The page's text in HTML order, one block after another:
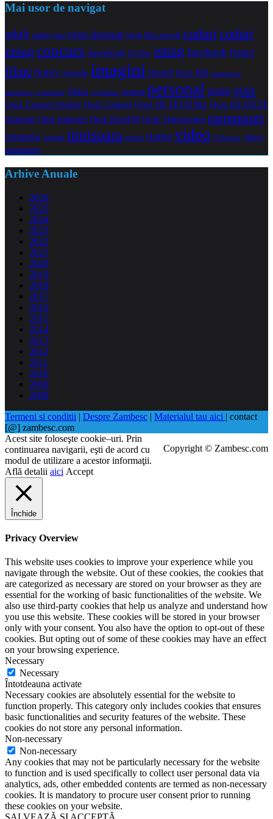
Mai usor de navigat
adult audio bani benzi desenate blog Bucuresti coduricoduri
emag concurs download DVDRip emag facebook femei
filme funny google imagini jocuri Kiss FM maramures
messenger noiembrie Nokia octombrie orange personal pozequiz
Quiz Comert Online Quiz Gadget Quiz HI-TECH Biz Quiz HI-TECH
Oameni Quiz Internet Quiz KissFM Quiz Tehnologie raspunsuri
romania sugestii timisoara torrent trailer video Vodafone yahoo
messenger
Arhive Anuale
2026
2025
2024
2023
2022
2021
2020
2019
2018
2017
2016
2015
2014
2013
2012
2011
2010
2009
2008
Termeni si conditii | Despre Zambesc | Materialul tau aici | contact
[@] zambesc.com
Copyright © Zambesc.com
Acest site foloseşte cookie–uri. Prin
continuarea navigarii, eşti de acord cu
modul de utilizare a acestor informaţii.
Află detalii aici Accept
Închide
Privacy Overview
This website uses cookies to improve your experience while you
navigate through the website. Out of these cookies, the cookies that
are categorized as necessary are stored on your browser as they are
essential for the working of basic functionalities of the website. We
also use third-party cookies that help us analyze and understand how
you use this website. These cookies will be stored in your browser
only with your consent. You also have the option to opt-out of these
cookies. But opting out of some of these cookies may have an effect
on your browsing experience.
Necessary
Necessary
Întotdeauna activate
Necessary cookies are absolutely essential for the website to
function properly. This category only includes cookies that ensures
basic functionalities and security features of the website. These
cookies do not store any personal information.
Non-necessary
Non-necessary
Any cookies that may not be particularly necessary for the website
to function and is used specifically to collect user personal data via
analytics, ads, other embedded contents are termed as non-necessary
cookies. It is mandatory to procure user consent prior to running
these cookies on your website.